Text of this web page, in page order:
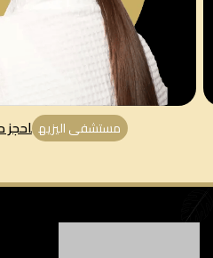
مستشفى اليزيه احجز